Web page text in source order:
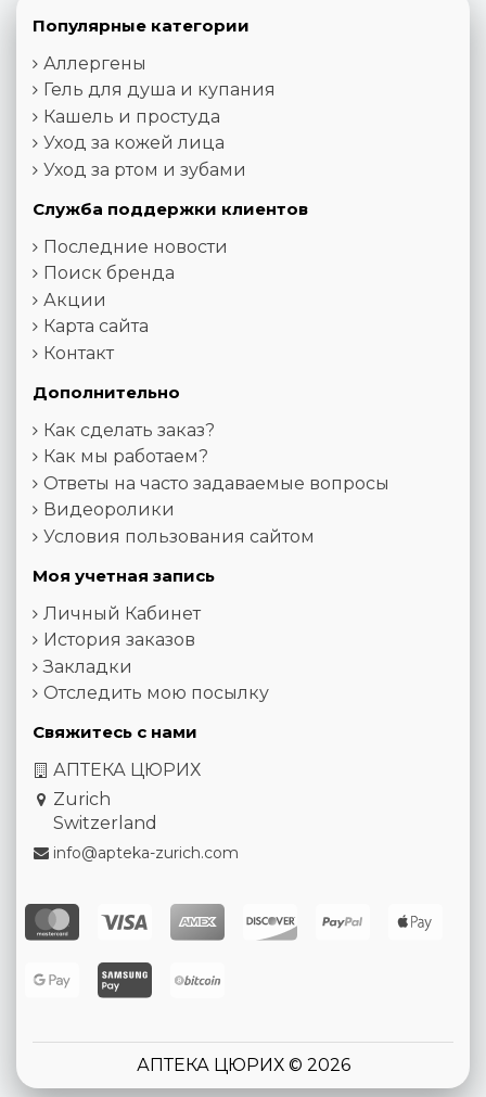
Популярные категории
Аллергены
Гель для душа и купания
Кашель и простуда
Уход за кожей лица
Уход за ртом и зубами
Служба поддержки клиентов
Последние новости
Поиск бренда
Акции
Карта сайта
Контакт
Дополнительно
Как сделать заказ?
Как мы работаем?
Ответы на часто задаваемые вопросы
Видеоролики
Условия пользования сайтом
Моя учетная запись
Личный Кабинет
История заказов
Закладки
Отследить мою посылку
Свяжитесь с нами
АПТЕКА ЦЮРИХ
Zurich
Switzerland
info@apteka-zurich.com
АПТЕКА ЦЮРИХ © 2026